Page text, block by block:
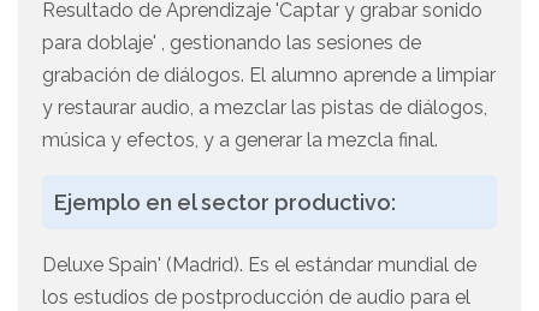
Resultado de Aprendizaje 'Captar y grabar sonido
para doblaje' , gestionando las sesiones de
grabación de diálogos. El alumno aprende a limpiar
y restaurar audio, a mezclar las pistas de diálogos,
música y efectos, y a generar la mezcla final.
Ejemplo en el sector productivo:
Deluxe Spain' (Madrid). Es el estándar mundial de
los estudios de postproducción de audio para el